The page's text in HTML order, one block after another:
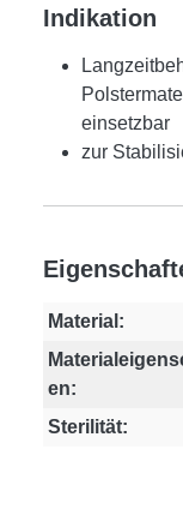
Indikation
einsetzbar
zur
Material:
en:
Sterilität: